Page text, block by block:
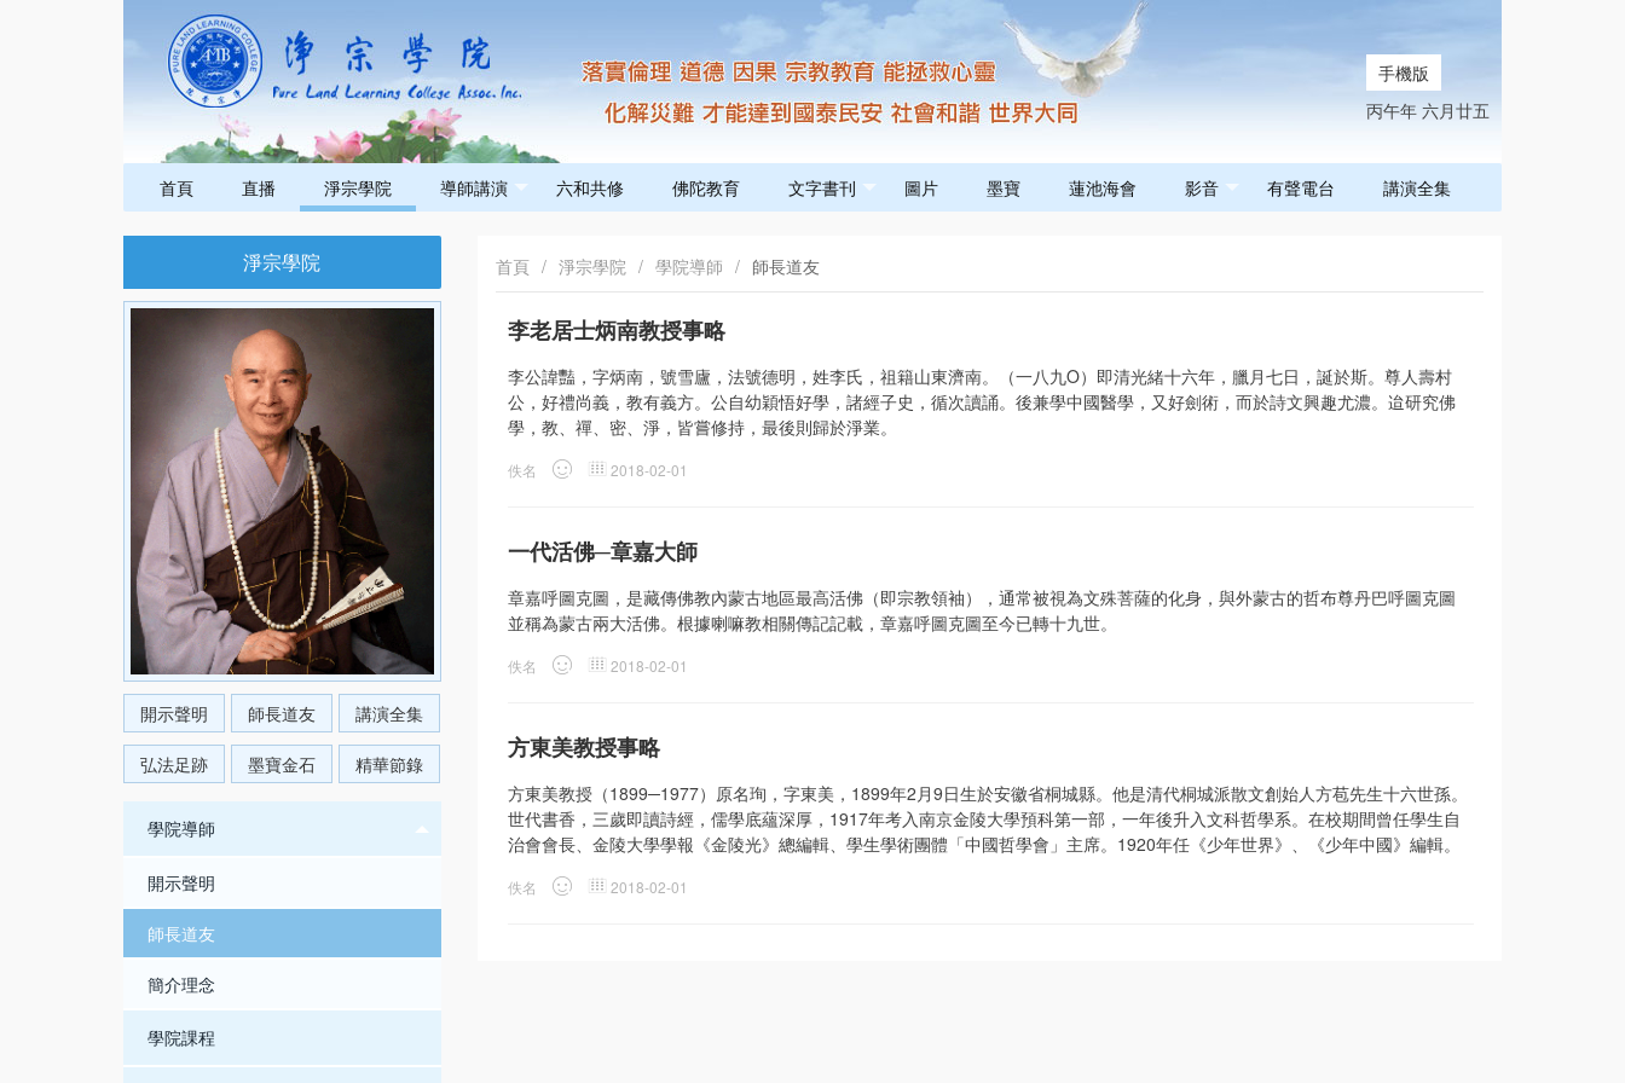
手機版
丙午年 六月廿五
首頁 直播 淨宗學院 導師講演 六和共修 佛陀教育 文字書刊 圖片 墨寶 蓮池海會 影音 有聲電台 講演全集
淨宗學院
開示聲明 師長道友 講演全集
弘法足跡 墨寶金石 精華節錄
學院導師
開示聲明
師長道友
簡介理念
學院課程
首頁 / 淨宗學院 / 學院導師 / 師長道友
李老居士炳南教授事略
李公諱豔，字炳南，號雪廬，法號德明，姓李氏，祖籍山東濟南。（一八九Ο）即清光緒十六年，臘月七日，誕於斯。尊人壽村
公，好禮尚義，教有義方。公自幼穎悟好學，諸經子史，循次讀誦。後兼學中國醫學，又好劍術，而於詩文興趣尤濃。迨研究佛
學，教、禪、密、淨，皆嘗修持，最後則歸於淨業。
佚名 2018-02-01
一代活佛─章嘉大師
章嘉呼圖克圖，是藏傳佛教內蒙古地區最高活佛（即宗教領袖），通常被視為文殊菩薩的化身，與外蒙古的哲布尊丹巴呼圖克圖
並稱為蒙古兩大活佛。根據喇嘛教相關傳記記載，章嘉呼圖克圖至今已轉十九世。
佚名 2018-02-01
方東美教授事略
方東美教授（1899─1977）原名珣，字東美，1899年2月9日生於安徽省桐城縣。他是清代桐城派散文創始人方苞先生十六世孫。
世代書香，三歲即讀詩經，儒學底蘊深厚，1917年考入南京金陵大學預科第一部，一年後升入文科哲學系。在校期間曾任學生自
治會會長、金陵大學學報《金陵光》總編輯、學生學術團體「中國哲學會」主席。1920年任《少年世界》、《少年中國》編輯。
佚名 2018-02-01